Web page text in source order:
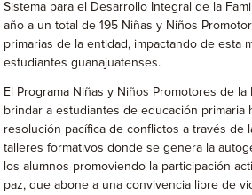
Sistema para el Desarrollo Integral de la
año a un total de 195 Niñas y Niños
primarias de la entidad, impactando de esta
estudiantes guanajuatenses.
El Programa Niñas y Niños Promotores de
brindar a estudiantes de educación primaria
resolución pacífica de conflictos a través de
talleres formativos donde se genera la
los alumnos promoviendo la participación
paz, que abone a una convivencia libre de